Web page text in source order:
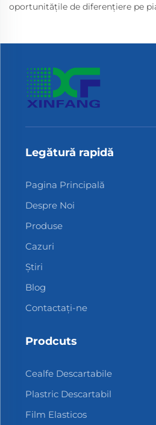
oportunitățile de diferențiere pe
Legătură rapidă
Pagina Principală
Despre Noi
Produse
Cazuri
Știri
Blog
Contactați-ne
Prodcuts
Cealfe Descartabile
Plastric Descartabil
Film Elasticos